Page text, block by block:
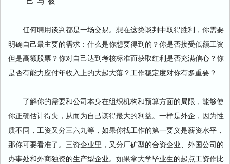
任何聘用谈判都是一场交易。想在这类谈判中取得胜利，你需要
明确自己最主要的需求：什么是你想要得到的？你是否接受低额工资
但是高额股票？你对自己达到考核标准而获取红利是否充满信心？你
是否有能力应付年收入上的大起大落？工作稳定度对你有多重要？
了解你的需要和公司本身在组织机构和预算方面的局限，能够使
你正确估计得失，从而为自己谋得最大的利益。一样是外企，因为性
质不同，工资又分三六九等，如果你找工作的第一要义是薪资水平，
那你可要看准了。三资企业里，又分厂矿型的合资企业、外国公司的
办事处和外商独资的生产型企业。如果拿大学毕业生的起点工资作比